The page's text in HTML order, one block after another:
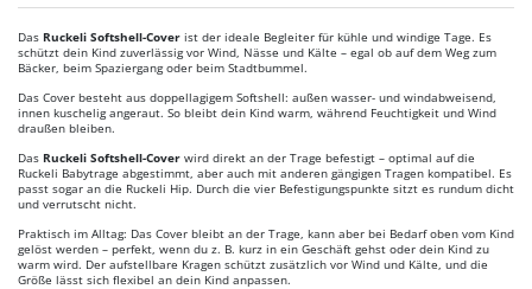
Das Ruckeli Softshell-Cover ist der ideale Begleiter für kühle und windige Tage. Es
schützt dein Kind zuverlässig vor Wind, Nässe und Kälte – egal ob auf dem Weg zum
Bäcker, beim Spaziergang oder beim Stadtbummel.
Das Cover besteht aus doppellagigem Softshell: außen wasser- und windabweisend,
innen kuschelig angeraut. So bleibt dein Kind warm, während Feuchtigkeit und Wind
draußen bleiben.
Das Ruckeli Softshell-Cover wird direkt an der Trage befestigt – optimal auf die
Ruckeli Babytrage abgestimmt, aber auch mit anderen gängigen Tragen kompatibel. Es
passt sogar an die Ruckeli Hip. Durch die vier Befestigungspunkte sitzt es rundum dicht
und verrutscht nicht.
Praktisch im Alltag: Das Cover bleibt an der Trage, kann aber bei Bedarf oben vom Kind
gelöst werden – perfekt, wenn du z. B. kurz in ein Geschäft gehst oder dein Kind zu
warm wird. Der aufstellbare Kragen schützt zusätzlich vor Wind und Kälte, und die
Größe lässt sich flexibel an dein Kind anpassen.